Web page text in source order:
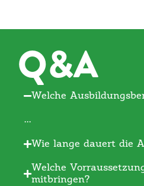
Q&A
Welche
…
Wie lange dauert die
Welche
mitbringen?